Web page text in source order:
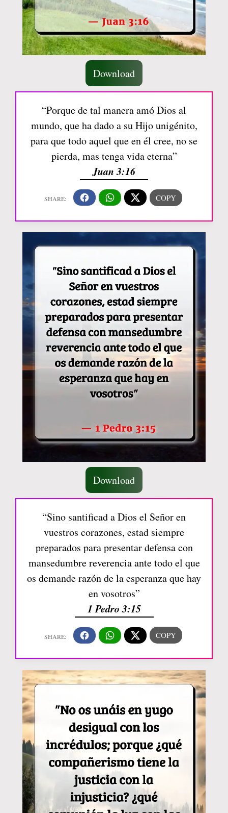
Download
“Porque de tal manera amó Dios al
mundo, que ha dado a su Hijo unigénito,
para que todo aquel que en él cree, no se
pierda, mas tenga vida eterna”
Juan 3:16
Download
“Sino santificad a Dios el Señor en
vuestros corazones, estad siempre
preparados para presentar defensa con
mansedumbre reverencia ante todo el que
os demande razón de la esperanza que hay
en vosotros”
1 Pedro 3:15